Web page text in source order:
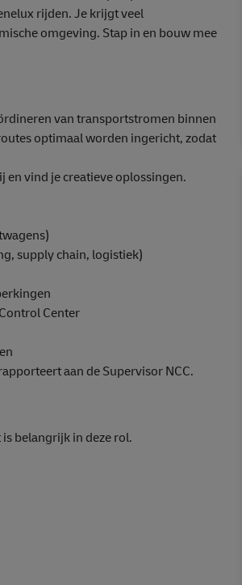
rijden. Je krijgt veel
omgeving. Stap in en bouw mee
van transportstromen binnen
optimaal worden ingericht, zodat
en vind je creatieve oplossingen.
supply chain, logistiek)
Center
aan de Supervisor NCC.
belangrijk in deze rol.